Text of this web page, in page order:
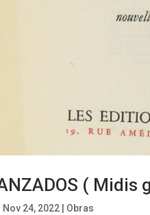
( Midis
Nov 24, 2022| Obras